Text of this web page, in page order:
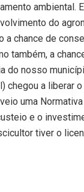
ambiental.
do
a chance de
também, a
do nosso
chegou a liberar
uma
e o
tiver o